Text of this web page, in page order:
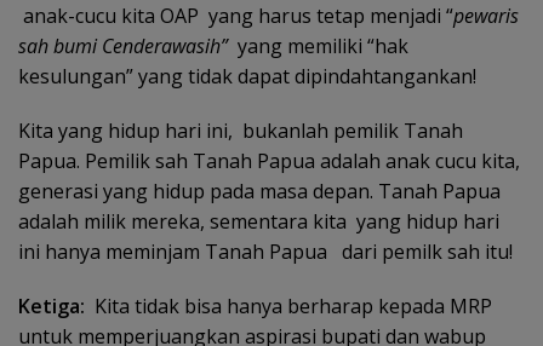
anak-cucu kita OAP yang harus tetap menjadi “pewaris
sah bumi Cenderawasih” yang memiliki “hak
kesulungan” yang tidak dapat dipindahtangankan!
Kita yang hidup hari ini, bukanlah pemilik Tanah
Papua. Pemilik sah Tanah Papua adalah anak cucu kita,
generasi yang hidup pada masa depan. Tanah Papua
adalah milik mereka, sementara kita yang hidup hari
ini hanya meminjam Tanah Papua dari pemilk sah itu!
Ketiga: Kita tidak bisa hanya berharap kepada MRP
untuk memperjuangkan aspirasi bupati dan wabup